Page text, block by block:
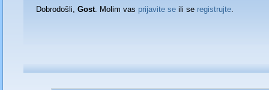
Dobrodošli, Gost. Molim vas prijavite seili se registrujte.